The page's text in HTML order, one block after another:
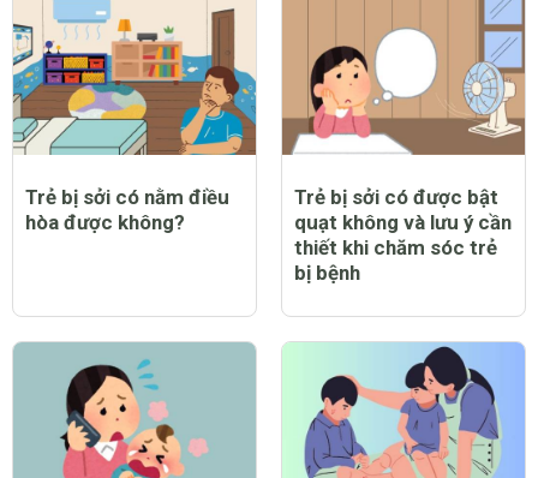
Trẻ bị sởi có nằm điều
hòa được không?
Trẻ bị sởi có được bật
quạt không và lưu ý cần
thiết khi chăm sóc trẻ
bị bệnh